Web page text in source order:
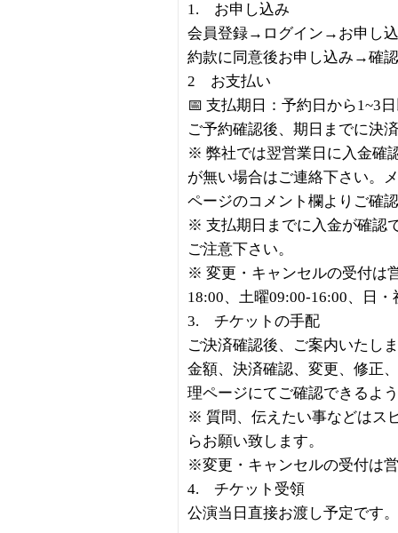
1. お申し込み
会員登録→ログイン→お申し
約款に同意後お申し込み→確
2 お支払い
📅 支払期日：予約日から1~3
ご予約確認後、期日までに決
※ 弊社では翌営業日に入金確
が無い場合はご連絡下さい。
ページのコメント欄よりご確
※ 支払期日までに入金が確認
ご注意下さい。
※ 変更・キャンセルの受付は
18:00、土曜09:00-16:00、日
3. チケットの手配
ご決済確認後、ご案内いたし
金額、決済確認、変更、修正
理ページにてご確認できるよ
※ 質問、伝えたい事などはス
らお願い致します。
※変更・キャンセルの受付は
4. チケット受領
公演当日直接お渡し予定です。